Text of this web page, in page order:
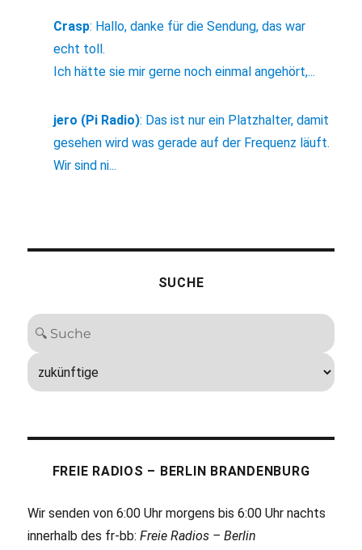
Crasp: Hallo, danke für die Sendung, das war
echt toll.
Ich hätte sie mir gerne noch einmal angehört,...
jero (Pi Radio): Das ist nur ein Platzhalter, damit
gesehen wird was gerade auf der Frequenz läuft.
Wir sind ni...
SUCHE
FREIE RADIOS – BERLIN BRANDENBURG
Wir senden von 6:00 Uhr morgens bis 6:00 Uhr nachts
innerhalb des fr-bb:Freie Radios – Berlin